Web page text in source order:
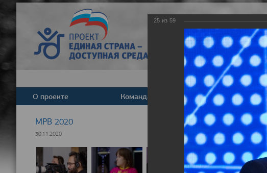
О проекте Команда Новости
МРВ 2020
30.11.2020
25 из 59